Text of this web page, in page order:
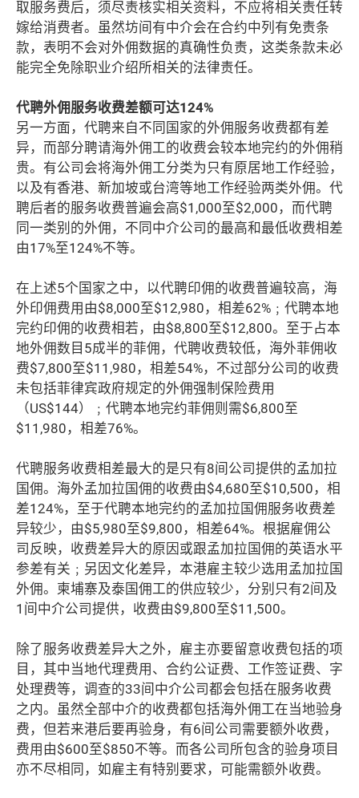
取服务费后，须尽责核实相关资料，不应将相关责任转
嫁给消费者。虽然坊间有中介会在合约中列有免责条
款，表明不会对外佣数据的真确性负责，这类条款未必
能完全免除职业介绍所相关的法律责任。
代聘外佣服务收费差额可达124%
另一方面，代聘来自不同国家的外佣服务收费都有差
异，而部分聘请海外佣工的收费会较本地完约的外佣稍
贵。有公司会将海外佣工分类为只有原居地工作经验，
以及有香港、新加坡或台湾等地工作经验两类外佣。代
聘后者的服务收费普遍会高$1,000至$2,000，而代聘
同一类别的外佣，不同中介公司的最高和最低收费相差
由17%至124%不等。
在上述5个国家之中，以代聘印佣的收费普遍较高，海
外印佣费用由$8,000至$12,980，相差62%﹔代聘本地
完约印佣的收费相若，由$8,800至$12,800。至于占本
地外佣数目5成半的菲佣，代聘收费较低，海外菲佣收
费$7,800至$11,980，相差54%，不过部分公司的收费
未包括菲律宾政府规定的外佣强制保险费用
（US$144）﹔代聘本地完约菲佣则需$6,800至
$11,980，相差76%。
代聘服务收费相差最大的是只有8间公司提供的孟加拉
国佣。海外孟加拉国佣的收费由$4,680至$10,500，相
差124%，至于代聘本地完约的孟加拉国佣服务收费差
异较少，由$5,980至$9,800，相差64%。根据雇佣公
司反映，收费差异大的原因或跟孟加拉国佣的英语水平
参差有关﹔另因文化差异，本港雇主较少选用孟加拉国
外佣。柬埔寨及泰国佣工的供应较少，分别只有2间及
1间中介公司提供，收费由$9,800至$11,500。
除了服务收费差异大之外，雇主亦要留意收费包括的项
目，其中当地代理费用、合约公证费、工作签证费、字
处理费等，调查的33间中介公司都会包括在服务收费
之内。虽然全部中介的收费都包括海外佣工在当地验身
费，但若来港后要再验身，有6间公司需要额外收费，
费用由$600至$850不等。而各公司所包含的验身项目
亦不尽相同，如雇主有特别要求，可能需额外收费。